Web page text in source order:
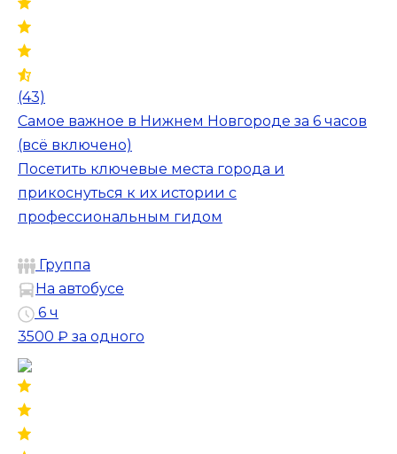
(43)
Самое важное в Нижнем Новгороде за 6 часов
(всё включено)
Посетить ключевые места города и
прикоснуться к их истории с
профессиональным гидом
Группа
На автобусе
6 ч
3500 ₽ за одного